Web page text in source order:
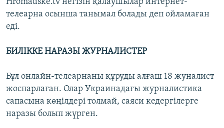
Hromadske.tv негізін қалаушылар интернет-
телеарна осынша танымал болады деп ойламаған
еді.
БИЛІККЕ НАРАЗЫ ЖУРНАЛИСТЕР
Бұл онлайн-телеарнаны құруды алғаш 18 жуналист
жоспарлаған. Олар Украинадағы журналистика
сапасына көңілдері толмай, саяси кедергілерге
наразы болып жүрген.